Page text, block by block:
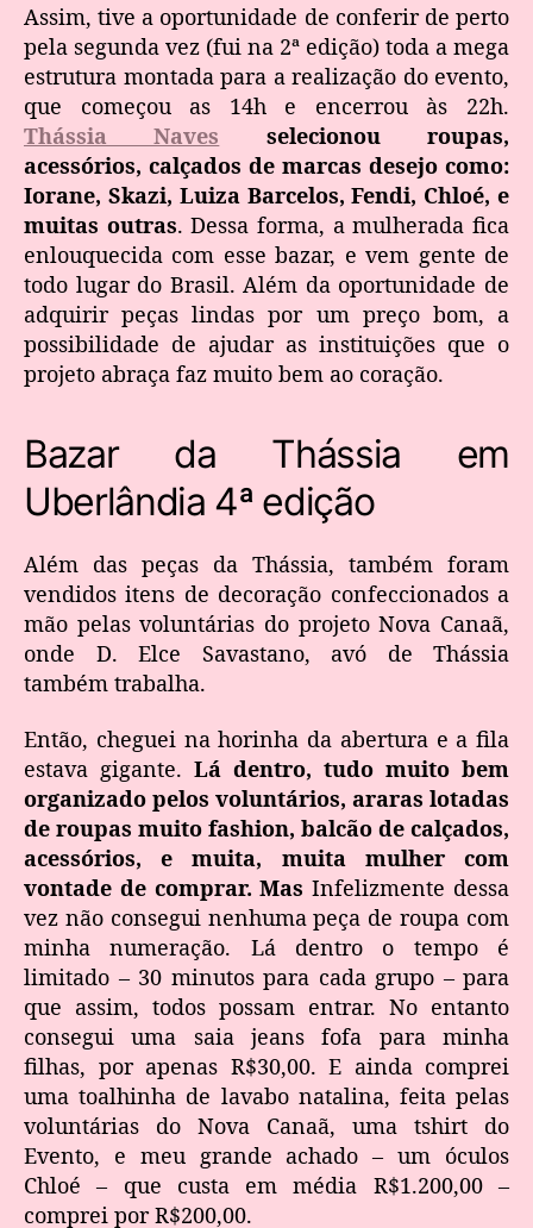
Assim, tive a oportunidade de conferir de perto
pela segunda vez (fui na 2ª edição) toda a mega
estrutura montada para a realização do evento,
que começou as 14h e encerrou às 22h.
Thássia Naves selecionou roupas,
acessórios, calçados de marcas desejo como:
Iorane, Skazi, Luiza Barcelos, Fendi, Chloé, e
muitas outras. Dessa forma, a mulherada fica
enlouquecida com esse bazar, e vem gente de
todo lugar do Brasil. Além da oportunidade de
adquirir peças lindas por um preço bom, a
possibilidade de ajudar as instituições que o
projeto abraça faz muito bem ao coração.
Bazar da Thássia em
Uberlândia 4ª edição
Além das peças da Thássia, também foram
vendidos itens de decoração confeccionados a
mão pelas voluntárias do projeto Nova Canaã,
onde D. Elce Savastano, avó de Thássia
também trabalha.
Então, cheguei na horinha da abertura e a fila
estava gigante. Lá dentro, tudo muito bem
organizado pelos voluntários, araras lotadas
de roupas muito fashion, balcão de calçados,
acessórios, e muita, muita mulher com
vontade de comprar. Mas Infelizmente dessa
vez não consegui nenhuma peça de roupa com
minha numeração. Lá dentro o tempo é
limitado – 30 minutos para cada grupo – para
que assim, todos possam entrar. No entanto
consegui uma saia jeans fofa para minha
filhas, por apenas R$30,00. E ainda comprei
uma toalhinha de lavabo natalina, feita pelas
voluntárias do Nova Canaã, uma tshirt do
Evento, e meu grande achado – um óculos
Chloé – que custa em média R$1.200,00 –
comprei por R$200,00.